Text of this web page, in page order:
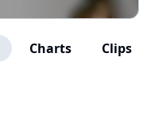
Charts Clips